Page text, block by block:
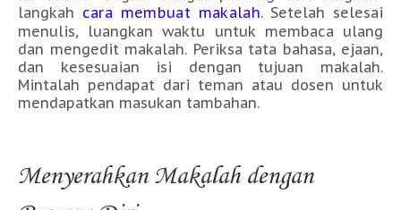
langkah cara membuat makalah. Setelah selesai
menulis, luangkan waktu untuk membaca ulang
dan mengedit makalah. Periksa tata bahasa, ejaan,
dan kesesuaian isi dengan tujuan makalah.
Mintalah pendapat dari teman atau dosen untuk
mendapatkan masukan tambahan.
Menyerahkan Makalah dengan